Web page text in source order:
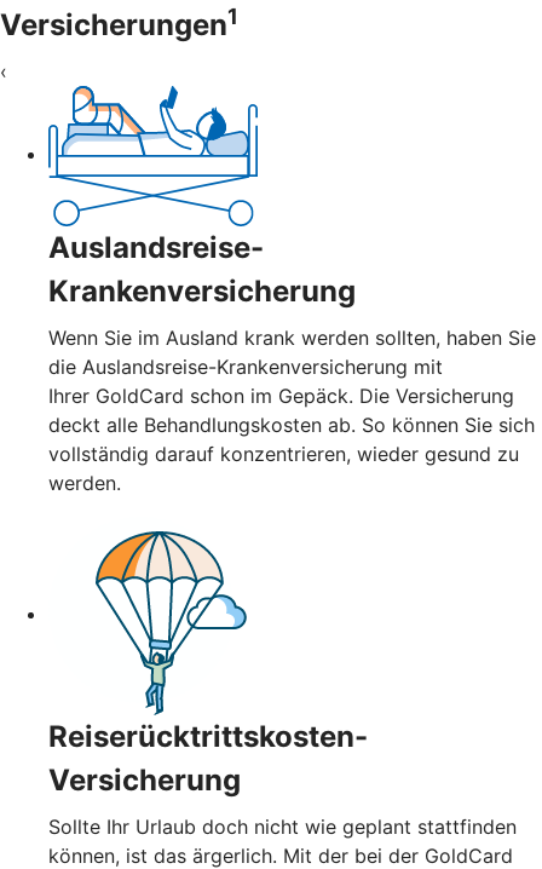
Versicherungen1
‹
Auslandsreise-
Krankenversicherung
Wenn Sie im Ausland krank werden sollten, haben Sie
die Auslandsreise-Krankenversicherung mit
Ihrer GoldCard schon im Gepäck. Die Versicherung
deckt alle Behandlungskosten ab. So können Sie sich
vollständig darauf konzentrieren, wieder gesund zu
werden.
Reiserücktrittskosten-
Versicherung
Sollte Ihr Urlaub doch nicht wie geplant stattfinden
können, ist das ärgerlich. Mit der bei der GoldCard